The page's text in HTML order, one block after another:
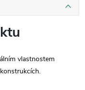
vlastnostem